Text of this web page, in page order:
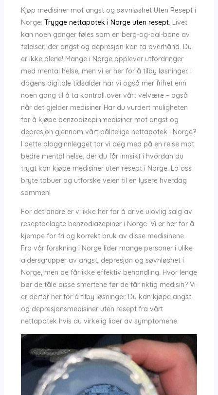
Kjøp medisiner mot angst og søvnløshet Uten Resept i
Norge: Trygge nettapotek i Norge uten resept. Livet
kan noen ganger føles som en berg-og-dal-bane av
følelser, der angst og depresjon kan ta overhånd. Du
er ikke alene! Mange i Norge opplever utfordringer
med mental helse, men vi er her for å tilby løsninger. I
dagens digitale tidsalder har vi også mer frihet enn
noen gang til å ta kontroll over vårt velvære – også
når det gjelder medisiner. Har du vurdert muligheten
for å kjøpe benzodizepinmedisiner mot angst og
depresjon gjennom vårt pålitelige nettapotek i Norge?
I dette blogginnlegget tar vi deg med på en reise mot
bedre mental helse, der du får innsikt i hvordan du
trygt kan kjøpe medisiner uten resept i Norge. La oss
bryte tabuer og utforske veien til en lysere hverdag
sammen!
For det andre er vi ikke her for å drive ulovlig salg av
reseptbelagte benzodiazepiner i Norge. Vi er her for å
kjempe for fri og korrekt bruk av disse medisinene.
Fra vår forskning i Norge lider mange personer i ulike
aldersgrupper av angst, depresjon og søvnløshet i
Norge, men de får ikke effektiv behandling. Hvor lenge
bør de tåle disse smertene før de får riktig medisin? Vi
er derfor her for å tilby løsninger. Du kan kjøpe angst-
og depresjonsmedisiner uten resept fra vårt
nettapotek hvis du virkelig lider av symptomene.